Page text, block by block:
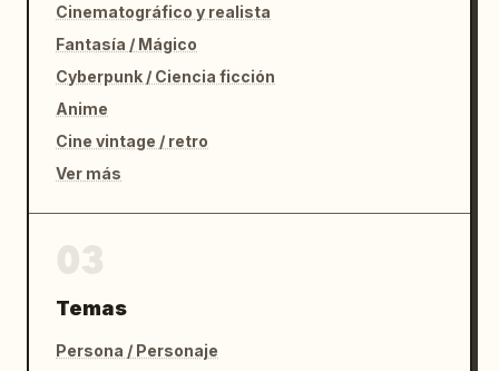
Cinematográfico y realista
Fantasía / Mágico
Cyberpunk / Ciencia ficción
Anime
Cine vintage / retro
Ver más
Temas
Persona / Personaje